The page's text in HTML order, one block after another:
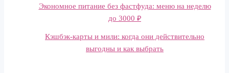
Экономное питание без фастфуда: меню на неделю
до 3000 ₽
Кэшбэк-карты и мили: когда они действительно
выгодны и как выбрать